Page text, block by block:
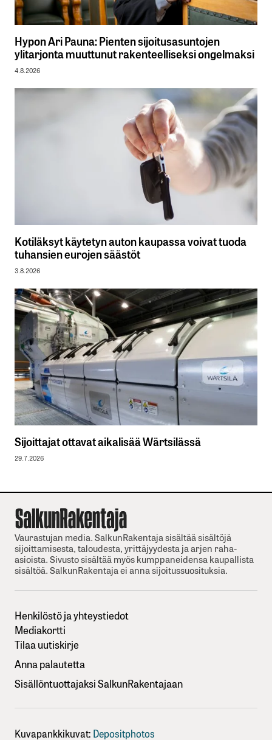
Hypon Ari Pauna: Pienten sijoitusasuntojen
ylitarjonta muuttunut rakenteelliseksi ongelmaksi
4.8.2026
Kotiläksyt käytetyn auton kaupassa voivat tuoda
tuhansien eurojen säästöt
3.8.2026
Sijoittajat ottavat aikalisää Wärtsilässä
29.7.2026
Vaurastujan media. SalkunRakentaja sisältää sisältöjä
sijoittamisesta, taloudesta, yrittäjyydesta ja arjen raha-
asioista. Sivusto sisältää myös kumppaneidensa kaupallista
sisältöä. SalkunRakentaja ei anna sijoitussuosituksia.
Henkilöstö ja yhteystiedot
Mediakortti
Tilaa uutiskirje
Anna palautetta
Sisällöntuottajaksi SalkunRakentajaan
Kuvapankkikuvat: Depositphotos